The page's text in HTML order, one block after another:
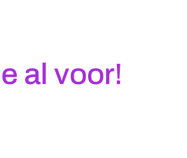
al voor!